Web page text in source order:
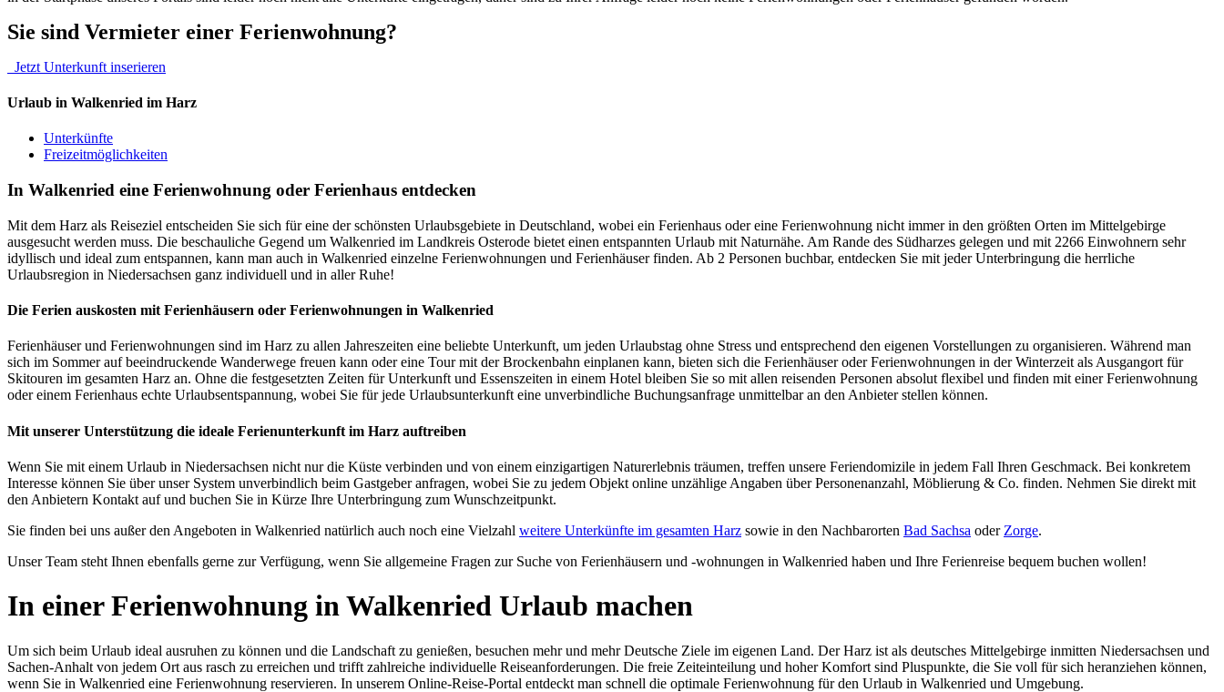
Sie sind Vermieter einer Ferienwohnung?
Jetzt Unterkunft inserieren
Urlaub in Walkenried im Harz
Unterkünfte
Freizeitmöglichkeiten
In Walkenried eine Ferienwohnung oder Ferienhaus entdecken
Mit dem Harz als Reiseziel entscheiden Sie sich für eine der schönsten Urlaubsgebiete in Deutschland, wobei ein Ferienhaus oder eine Ferienwohnung nicht immer in den größten Orten im Mittelgebirge
ausgesucht werden muss. Die beschauliche Gegend um Walkenried im Landkreis Osterode bietet einen entspannten Urlaub mit Naturnähe. Am Rande des Südharzes gelegen und mit 2266 Einwohnern sehr
idyllisch und ideal zum entspannen, kann man auch in Walkenried einzelne Ferienwohnungen und Ferienhäuser finden. Ab 2 Personen buchbar, entdecken Sie mit jeder Unterbringung die herrliche
Urlaubsregion in Niedersachsen ganz individuell und in aller Ruhe!
Die Ferien auskosten mit Ferienhäusern oder Ferienwohnungen in Walkenried
Ferienhäuser und Ferienwohnungen sind im Harz zu allen Jahreszeiten eine beliebte Unterkunft, um jeden Urlaubstag ohne Stress und entsprechend den eigenen Vorstellungen zu organisieren. Während man
sich im Sommer auf beeindruckende Wanderwege freuen kann oder eine Tour mit der Brockenbahn einplanen kann, bieten sich die Ferienhäuser oder Ferienwohnungen in der Winterzeit als Ausgangort für
Skitouren im gesamten Harz an. Ohne die festgesetzten Zeiten für Unterkunft und Essenszeiten in einem Hotel bleiben Sie so mit allen reisenden Personen absolut flexibel und finden mit einer Ferienwohnung
oder einem Ferienhaus echte Urlaubsentspannung, wobei Sie für jede Urlaubsunterkunft eine unverbindliche Buchungsanfrage unmittelbar an den Anbieter stellen können.
Mit unserer Unterstützung die ideale Ferienunterkunft im Harz auftreiben
Wenn Sie mit einem Urlaub in Niedersachsen nicht nur die Küste verbinden und von einem einzigartigen Naturerlebnis träumen, treffen unsere Feriendomizile in jedem Fall Ihren Geschmack. Bei konkretem
Interesse können Sie über unser System unverbindlich beim Gastgeber anfragen, wobei Sie zu jedem Objekt online unzählige Angaben über Personenanzahl, Möblierung & Co. finden. Nehmen Sie direkt mit
den Anbietern Kontakt auf und buchen Sie in Kürze Ihre Unterbringung zum Wunschzeitpunkt.
Sie finden bei uns außer den Angeboten in Walkenried natürlich auch noch eine Vielzahl weitere Unterkünfte im gesamten Harz sowie in den Nachbarorten Bad Sachsa oder Zorge.
Unser Team steht Ihnen ebenfalls gerne zur Verfügung, wenn Sie allgemeine Fragen zur Suche von Ferienhäusern und -wohnungen in Walkenried haben und Ihre Ferienreise bequem buchen wollen!
In einer Ferienwohnung in Walkenried Urlaub machen
Um sich beim Urlaub ideal ausruhen zu können und die Landschaft zu genießen, besuchen mehr und mehr Deutsche Ziele im eigenen Land. Der Harz ist als deutsches Mittelgebirge inmitten Niedersachsen und
Sachen-Anhalt von jedem Ort aus rasch zu erreichen und trifft zahlreiche individuelle Reiseanforderungen. Die freie Zeiteinteilung und hoher Komfort sind Pluspunkte, die Sie voll für sich heranziehen können,
wenn Sie in Walkenried eine Ferienwohnung reservieren. In unserem Online-Reise-Portal entdeckt man schnell die optimale Ferienwohnung für den Urlaub in Walkenried und Umgebung.